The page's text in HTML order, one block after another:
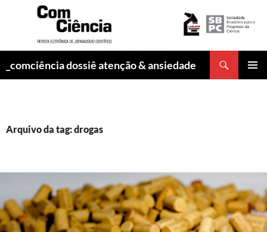
_comciência dossiê atenção & ansiedade
Arquivo da tag: drogas